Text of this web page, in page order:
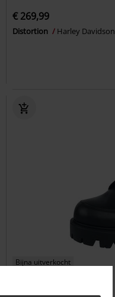
€ 269,99
Distortion Harley Davidson
Bijna uitverkocht